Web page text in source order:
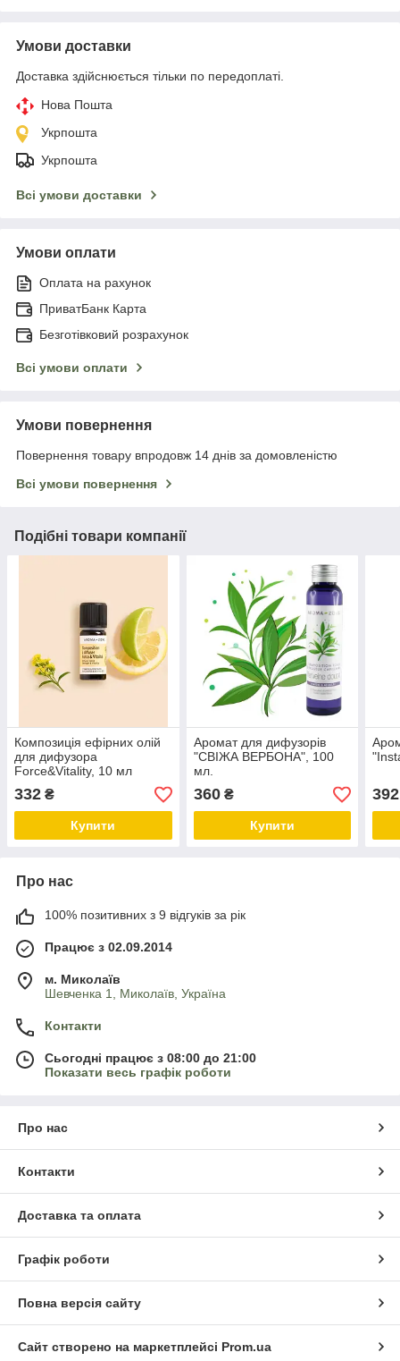
Умови доставки
Доставка здійснюється тільки по передоплаті.
Нова Пошта
Укрпошта
Укрпошта
Всі умови доставки
Умови оплати
Оплата на рахунок
ПриватБанк Карта
Безготівковий розрахунок
Всі умови оплати
Умови повернення
Повернення товару впродовж 14 днів за домовленістю
Всі умови повернення
Подібні товари компанії
Композиція ефірних олій
для дифузора
Force&Vitality, 10 мл
332 ₴
Купити
Аромат для дифузорів
"СВІЖА ВЕРБОНА", 100
мл.
360₴
Купити
392
Про нас
100% позитивних з 9 відгуків за рік
Працює з 02.09.2014
м. Миколаїв
Шевченка 1, Миколаїв, Україна
Контакти
Сьогодні працює з 08:00 до 21:00
Показати весь графік роботи
Про нас
Контакти
Доставка та оплата
Графік роботи
Повна версія сайту
Сайт створено на маркетплейсі Prom.ua